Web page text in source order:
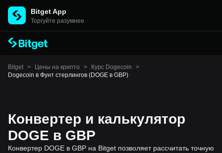
Bitget App
Торгуйте разумнее
Bitget > Цены на крипто > Курс Dogecoin
>
Dogecoin в Фунт стерлингов (DOGE в GBP)
Конвертер и калькулятор
DOGE в GBP
Конвертер DOGE в GBP на Bitget позволяет рассчитать точную